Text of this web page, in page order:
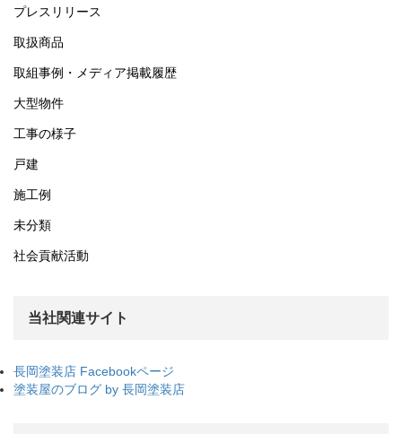
プレスリリース
取扱商品
取組事例・メディア掲載履歴
大型物件
工事の様子
戸建
施工例
未分類
社会貢献活動
当社関連サイト
長岡塗装店 Facebookページ
塗装屋のブログ by 長岡塗装店